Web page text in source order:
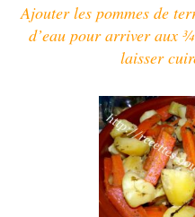
Ajouter les pommes de
d’eau pour arriver aux
laisser